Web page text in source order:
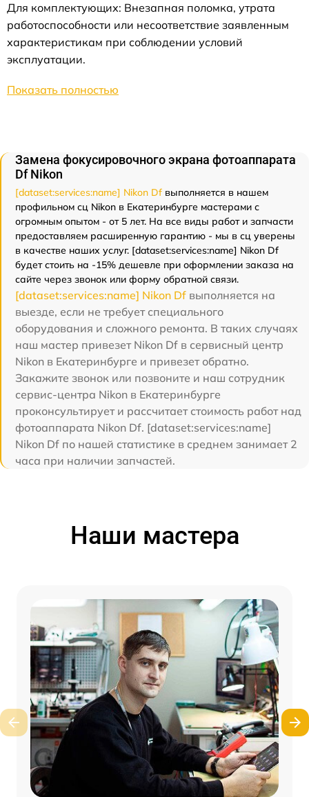
Для комплектующих: Внезапная поломка, утрата
работоспособности или несоответствие заявленным
характеристикам при соблюдении условий
эксплуатации.
Показать полностью
Замена фокусировочного экрана фотоаппарата
Df Nikon
[dataset:services:name] Nikon Df выполняется в нашем
профильном сц Nikon в Екатеринбурге мастерами с
огромным опытом - от 5 лет. На все виды работ и запчасти
предоставляем расширенную гарантию - мы в сц уверены
в качестве наших услуг. [dataset:services:name] Nikon Df
будет стоить на -15% дешевле при оформлении заказа на
сайте через звонок или форму обратной связи.
[dataset:services:name] Nikon Df выполняется на
выезде, если не требует специального
оборудования и сложного ремонта. В таких случаях
наш мастер привезет Nikon Df в сервисный центр
Nikon в Екатеринбурге и привезет обратно.
Закажите звонок или позвоните и наш сотрудник
сервис-центра Nikon в Екатеринбурге
проконсультирует и рассчитает стоимость работ над
фотоаппарата Nikon Df. [dataset:services:name]
Nikon Df по нашей статистике в среднем занимает 2
часа при наличии запчастей.
Наши мастера